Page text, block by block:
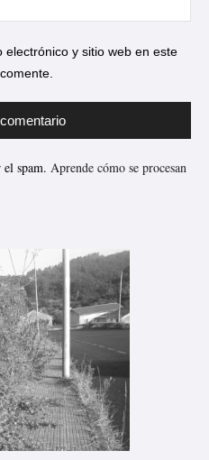
y sitio web en este
spam. Aprende cómo se procesan